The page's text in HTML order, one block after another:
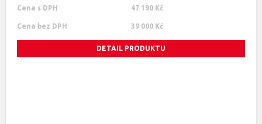
Cena s DPH 47 190 Kč
Cena bez DPH 39 000 Kč
DETAIL PRODUKTU